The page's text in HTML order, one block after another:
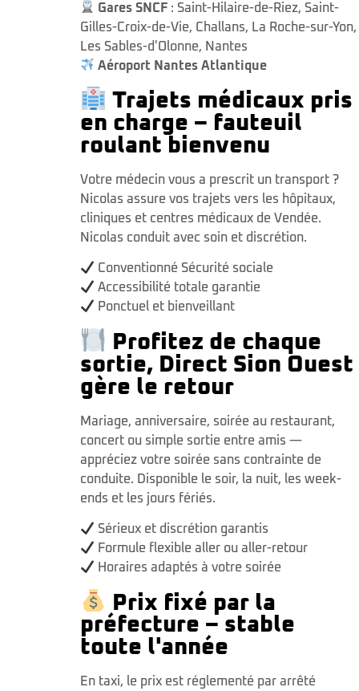
Gares SNCF : Saint-Hilaire-de-Riez, Saint-
Gilles-Croix-de-Vie, Challans, La Roche-sur-Yon,
Les Sables-d'Olonne, Nantes
Aéroport Nantes Atlantique
Trajets médicaux pris
en charge – fauteuil
roulant bienvenu
Votre médecin vous a prescrit un transport ?
Nicolas assure vos trajets vers les hôpitaux,
cliniques et centres médicaux de Vendée.
Nicolas conduit avec soin et discrétion.
Conventionné Sécurité sociale
Accessibilité totale garantie
Ponctuel et bienveillant
Profitez de chaque
sortie, Direct Sion Ouest
gère le retour
Mariage, anniversaire, soirée au restaurant,
concert ou simple sortie entre amis —
appréciez votre soirée sans contrainte de
conduite. Disponible le soir, la nuit, les week-
ends et les jours fériés.
Sérieux et discrétion garantis
Formule flexible aller ou aller-retour
Horaires adaptés à votre soirée
Prix fixé par la
préfecture – stable
toute l'année
En taxi, le prix est réglementé par arrêté